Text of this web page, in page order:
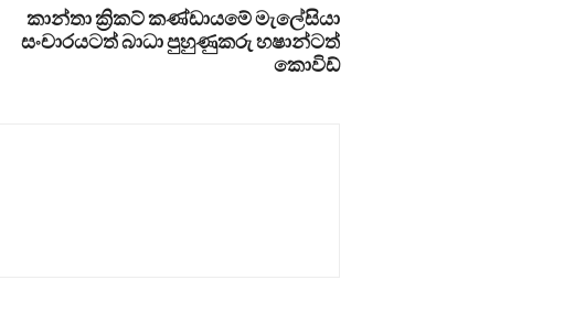
කාන්තා ක්‍රිකට් කණ්ඩායමේ මැලේසියා
සංචාරයටත් බාධා පුහුණුකරු හෂාන්ටත්
කොවිඩ්